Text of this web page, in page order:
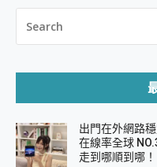
FOR:
出門在外網路
在線率全球
走到哪順到哪！